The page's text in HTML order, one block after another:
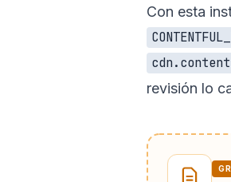
Con esta
revisión lo